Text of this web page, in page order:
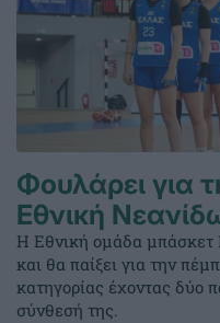
Φουλάρει για
Εθνική
Η Εθνική ομάδα μπάσκετ
και θα παίξει για την
κατηγορίας έχοντας δύο
σύνθεσή της.